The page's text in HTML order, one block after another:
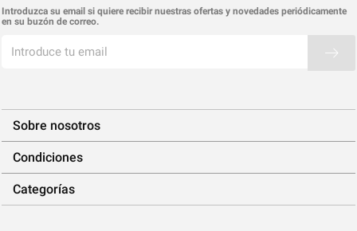
Introduzca su email si quiere recibir nuestras ofertas y novedades periódicamente
en su buzón de correo.
Sobre nosotros
Condiciones
Categorías